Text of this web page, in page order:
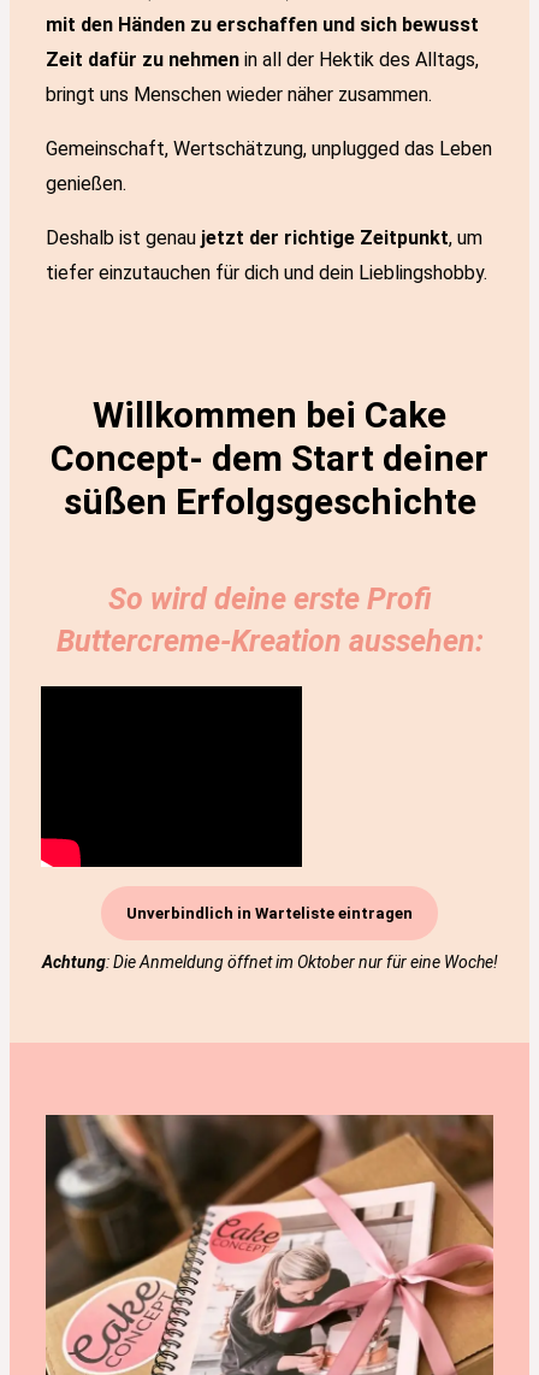
mit den Händen zu erschaffen und sich bewusst
Zeit dafür zu nehmen in all der Hektik des Alltags,
bringt uns Menschen wieder näher zusammen.
Gemeinschaft, Wertschätzung, unplugged das Leben
genießen.
Deshalb ist genau jetzt der richtige Zeitpunkt, um
tiefer einzutauchen für dich und dein Lieblingshobby.
Willkommen bei Cake
Concept- dem Start deiner
süßen Erfolgsgeschichte
So wird deine erste Profi
Buttercreme-Kreation aussehen:
Unverbindlich in Warteliste eintragen
Achtung: Die Anmeldung öffnet im Oktober nur für eine Woche!